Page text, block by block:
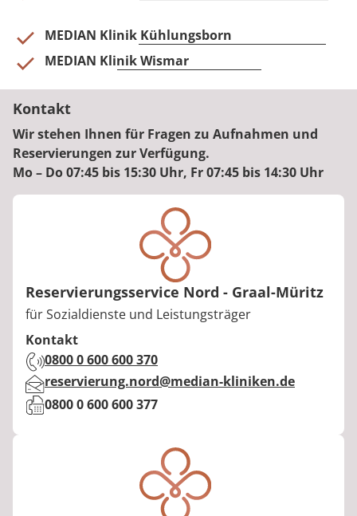
MEDIAN Klinik Kühlungsborn
MEDIAN Klinik Wismar
Kontakt
Wir stehen Ihnen für Fragen zu Aufnahmen und
Reservierungen zur Verfügung.
Mo – Do 07:45 bis 15:30 Uhr, Fr 07:45 bis 14:30 Uhr
Reservierungsservice Nord - Graal-Müritz
Berufstitel:
für Sozialdienste und Leistungsträger
Kontakt
Telefon:
0800 0 600 600 370
E-Mail:reservierung.nord@median-kliniken.de
Fax:0800 0 600 600 377